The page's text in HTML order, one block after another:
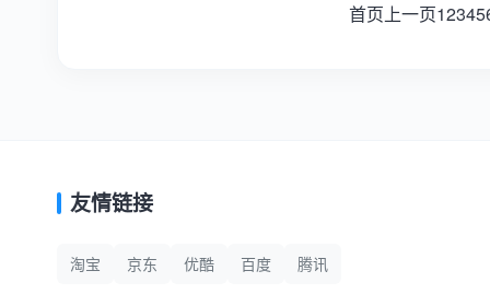
首页上一页12345
友情链接
淘宝 京东 优酷 百度 腾讯